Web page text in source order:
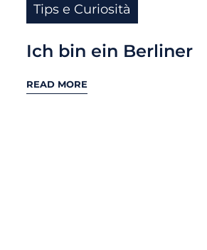
Tips e Curiosità
Ich bin ein Berliner
READ MORE